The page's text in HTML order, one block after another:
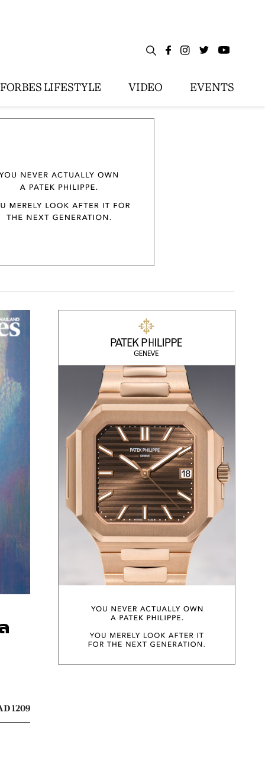
FORBES LIFESTYLE VIDEO EVENTS
1209